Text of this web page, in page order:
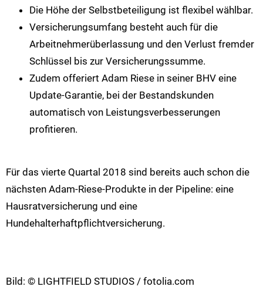
Die Höhe der Selbstbeteiligung ist flexibel wählbar.
Versicherungsumfang besteht auch für die
Arbeitnehmerüberlassung und den Verlust fremder
Schlüssel bis zur Versicherungssumme.
Zudem offeriert Adam Riese in seiner BHV eine
Update-Garantie, bei der Bestandskunden
automatisch von Leistungsverbesserungen
profitieren.
Für das vierte Quartal 2018 sind bereits auch schon die
nächsten Adam-Riese-Produkte in der Pipeline: eine
Hausratversicherung und eine
Hundehalterhaftpflichtversicherung.
Bild: © LIGHTFIELD STUDIOS / fotolia.com